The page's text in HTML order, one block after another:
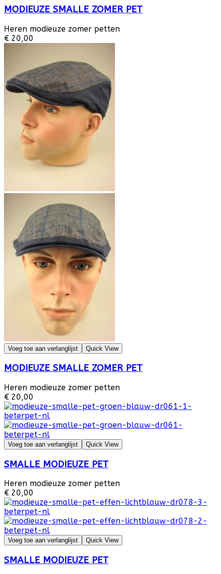
MODIEUZE SMALLE ZOMER PET
Heren modieuze zomer petten
€ 20,00
Voeg toe aan verlanglijst Quick View
MODIEUZE SMALLE ZOMER PET
Heren modieuze zomer petten
€ 20,00
Voeg toe aan verlanglijst Quick View
SMALLE MODIEUZE PET
Heren modieuze zomer petten
€ 20,00
Voeg toe aan verlanglijst Quick View
SMALLE MODIEUZE PET